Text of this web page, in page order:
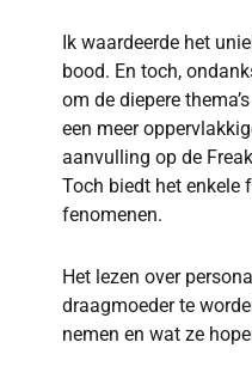
Ik waardeerde het
bood. En toch,
om de diepere
een meer
aanvulling op de
Toch biedt het enkele
fenomenen.
Het lezen over
draagmoeder te
nemen en wat ze